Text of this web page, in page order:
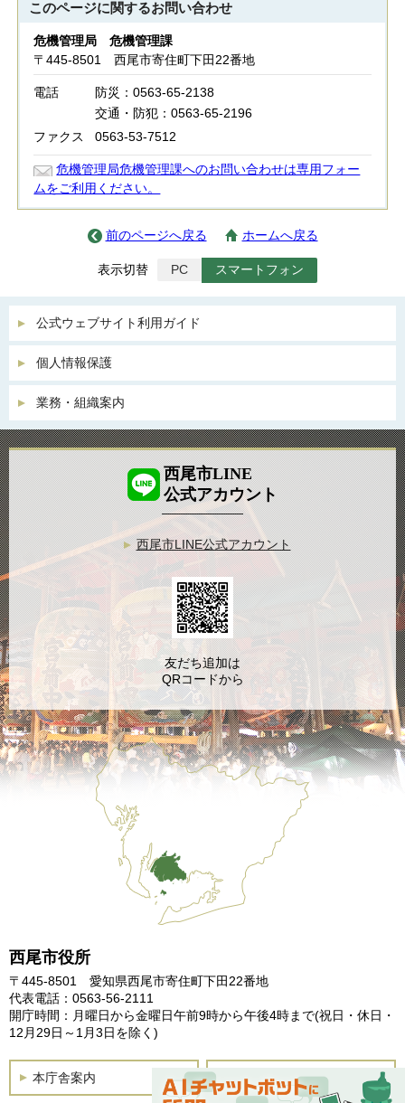
このページに関するお問い合わせ
危機管理局 危機管理課
〒445-8501 西尾市寄住町下田22番地
電話
防災：0563-65-2138
交通・防犯：0563-65-2196
ファクス
0563-53-7512
危機管理局危機管理課へのお問い合わせは専用フォー
ムをご利用ください。
前のページへ戻る ホームへ戻る
表示切替 PC スマートフォン
公式ウェブサイト利用ガイド
個人情報保護
業務・組織案内
西尾市役所
〒445-8501 愛知県西尾市寄住町下田22番地
代表電話：0563-56-2111
開庁時間：月曜日から金曜日午前9時から午後4時まで(祝日・休日・
12月29日～1月3日を除く)
本庁舎案内 土曜開庁
西尾市LINE
公式アカウント
西尾市LINE公式アカウント
友だち追加は
QRコードから